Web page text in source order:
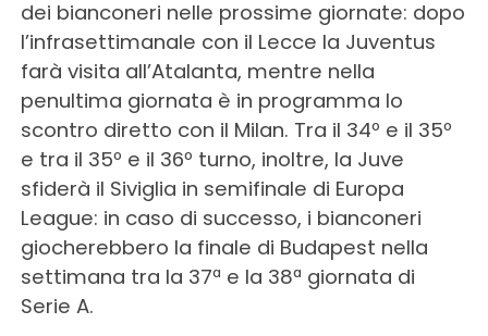
dei bianconeri nelle prossime giornate: dopo
l’infrasettimanale con il Lecce la Juventus
farà visita all’Atalanta, mentre nella
penultima giornata è in programma lo
scontro diretto con il Milan. Tra il 34º e il 35º
e tra il 35º e il 36º turno, inoltre, la Juve
sfiderà il Siviglia in semifinale di Europa
League: in caso di successo, i bianconeri
giocherebbero la finale di Budapest nella
settimana tra la 37ª e la 38ª giornata di
Serie A.